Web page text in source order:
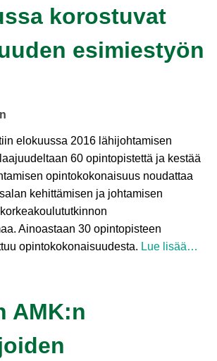
korostuvat
esimiestyön
elokuussa 2016 lähijohtamisen
60 opintopistettä ja kestää
opintokokonaisuus noudattaa
kehittämisen ja johtamisen
Ainoastaan 30 opintopisteen
opintokokonaisuudesta. Lue lisää…
AMK:n